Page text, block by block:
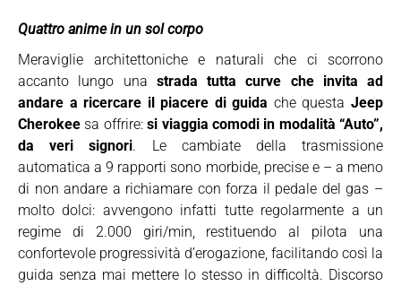
Quattro anime in un sol corpo
Meraviglie architettoniche e naturali che ci scorrono
accanto lungo una strada tutta curve che invita ad
andare a ricercare il piacere di guida che questaJeep
Cherokee sa offrire:si viaggia comodi in modalità “Auto”,
da veri signori. Le cambiate della trasmissione
automatica a 9 rapporti sono morbide, precise e – a meno
di non andare a richiamare con forza il pedale del gas –
molto dolci: avvengono infatti tutte regolarmente a un
regime di 2.000 giri/min, restituendo al pilota una
confortevole progressività d’erogazione, facilitando così la
guida senza mai mettere lo stesso in difficoltà. Discorso